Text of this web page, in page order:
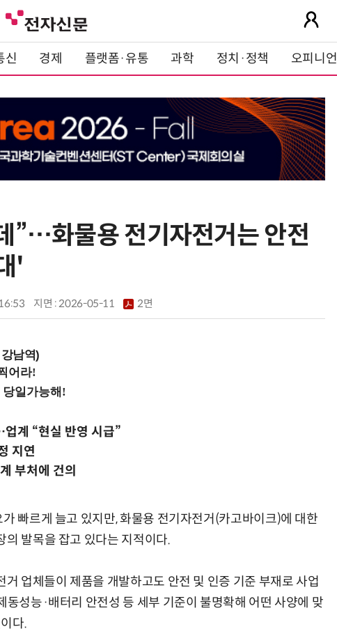
신 경제 플랫폼·유통 과학 정치·정책 오피니언
”…화물용 전기자전거는 안전
'
지면 :2026-05-11 2면
남역)
계 “현실 반영 시급”
지연
부처에 건의
빠르게 늘고 있지만, 화물용 전기자전거(카고바이크)에 대한
의 발목을 잡고 있다는 지적이다.
업체들이 제품을 개발하고도 안전 및 인증 기준 부재로 사업
성능·배터리 안전성 등 세부 기준이 불명확해 어떤 사양에 맞
다.